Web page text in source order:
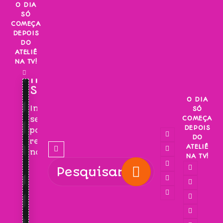
Skip
content
O DIA
SÓ
COMEÇA
DEPOIS
DO
ATELIÊ
NA TV!
INSCREVA-
SE!
Inscreva-
se
para
receber
novidades!
O DIA
SÓ
COMEÇA
DEPOIS
DO
ATELIÊ
NA TV!